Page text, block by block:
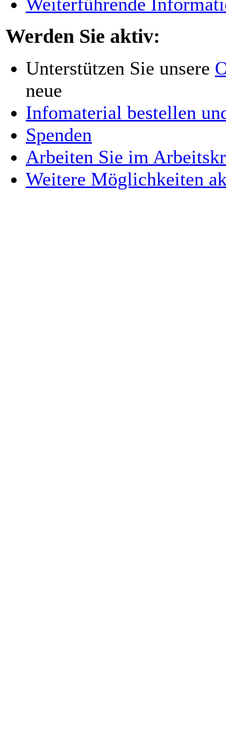
Werden Sie aktiv:
Unterstützen Sie unsere
neue
Infomaterial bestellen
Spenden
Arbeiten Sie im
Weitere Möglichkeiten